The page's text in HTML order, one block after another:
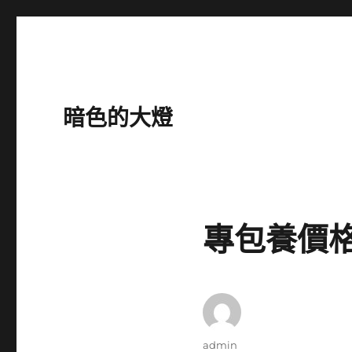
暗色的大燈
專包養價
作
admin